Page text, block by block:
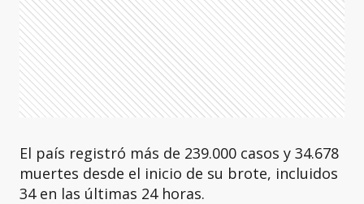
El país registró más de 239.000 casos y 34.678
muertes desde el inicio de su brote, incluidos
34 en las últimas 24 horas.